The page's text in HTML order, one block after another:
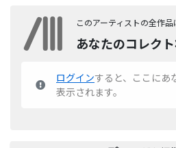
このアーティストの全作品
あなたのコレク
ログインすると、ここにあ
表示されます。